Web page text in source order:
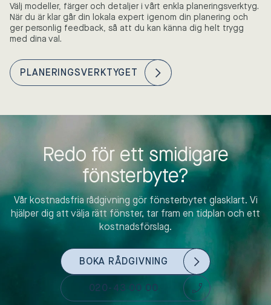
Välj modeller, färger och detaljer i vårt enkla planeringsverktyg.
När du är klar går din lokala expert igenom din planering och
ger personlig feedback, så att du kan känna dig helt trygg
med dina val.
PLANERINGSVERKTYGET
Redo för ett smidigare
fönsterbyte?
Vår kostnadsfria rådgivning gör fönsterbytet glasklart. Vi
hjälper dig att välja rätt fönster, tar fram en tidplan och ett
kostnadsförslag.
BOKA RÅDGIVNING
020-43 00 00